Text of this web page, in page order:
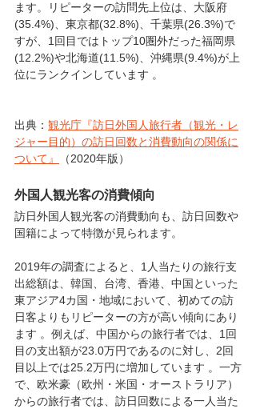
ます。リピーターの訪問先上位は、大阪府
(35.4%)、東京都(32.8%)、千葉県(26.3%)で
すが、1回目ではトップ10圏外だった福岡県
(12.2%)や北海道(11.5%)、沖縄県(9.4%)が上
位にランクインしています 。
出典： 観光庁『訪日外国人旅行者（観光・レ
ジャー目的）の訪日回数と消費動向の関係に
ついて』
（2020年版）
外国人観光客の消費傾向
訪日外国人観光客の消費動向も、訪日回数や
国籍によって特徴が見られます。
2019年の調査によると、1人当たりの旅行支
出総額は、韓国、台湾、香港、中国といった
東アジア4カ国・地域において、初めての訪
日客よりもリピーターの方が高い傾向にあり
ます 。例えば、中国からの旅行者では、1回
目の支出額が23.0万円であるのに対し、2回
目以上では25.2万円に増加しています 。一方
で、欧米豪（欧州・米国・オーストラリア）
からの旅行者では、訪日回数による一人当た